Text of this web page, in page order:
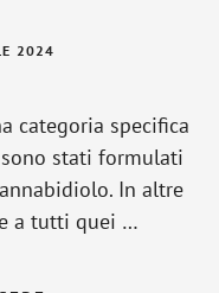
2024
categoria specifica
stati formulati
In altre
a tutti quei …